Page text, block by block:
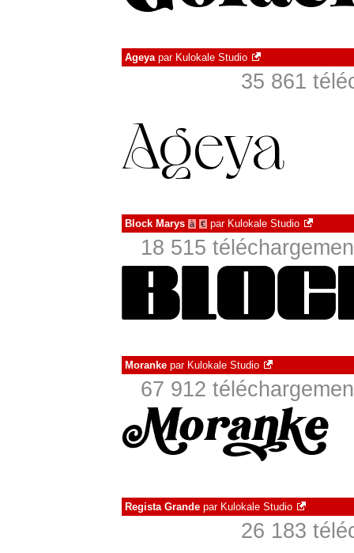
Ageyapar Kulokale Studio
35 861
Block Marys à € par Kulokale Studio
18 515
Moranke par Kulokale Studio
67 912
Regista Grande par Kulokale Studio
26 183